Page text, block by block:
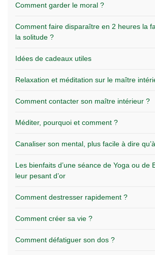
Comment garder le moral ?
Comment faire disparaître en 2 heures la
la solitude ?
Idées de cadeaux utiles
Relaxation et méditation sur le maître
Comment contacter son maître intérieur ?
Méditer, pourquoi et comment ?
Canaliser son mental, plus facile à dire
Les bienfaits d’une séance de Yoga ou de
leur pesant d’or
Comment destresser rapidement ?
Comment créer sa vie ?
Comment défatiguer son dos ?